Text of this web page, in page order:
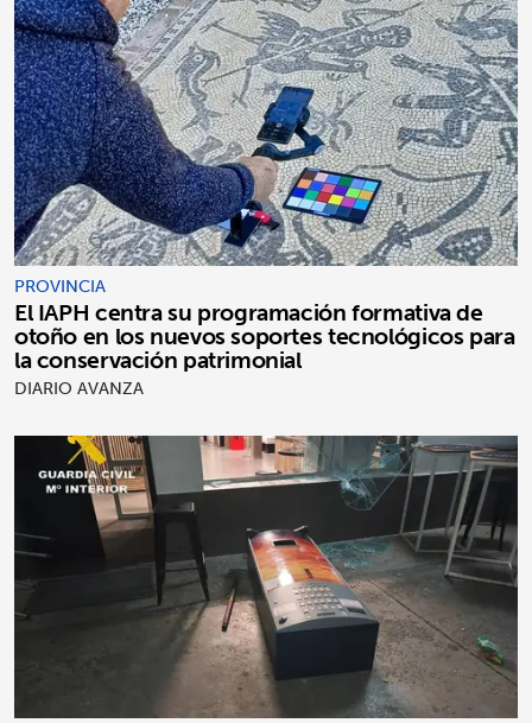
PROVINCIA
El IAPH centra su programación formativa de
otoño en los nuevos soportes tecnológicos para
la conservación patrimonial
DIARIO AVANZA